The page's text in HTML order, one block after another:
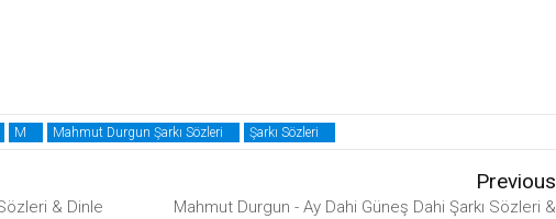
M Mahmut Durgun Şarkı Sözleri Şarkı Sözleri
& Dinle
Previous
Mahmut Durgun - Ay Dahi Güneş Dahi Şarkı Sözleri &